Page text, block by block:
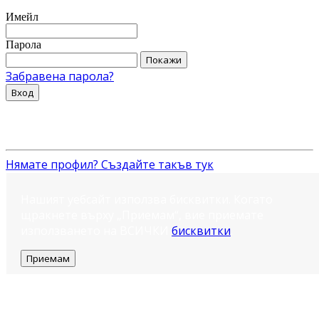
Имейл
Парола
Покажи
Забравена парола?
Вход
Нямате профил? Създайте такъв тук
бисквитки
Приемам